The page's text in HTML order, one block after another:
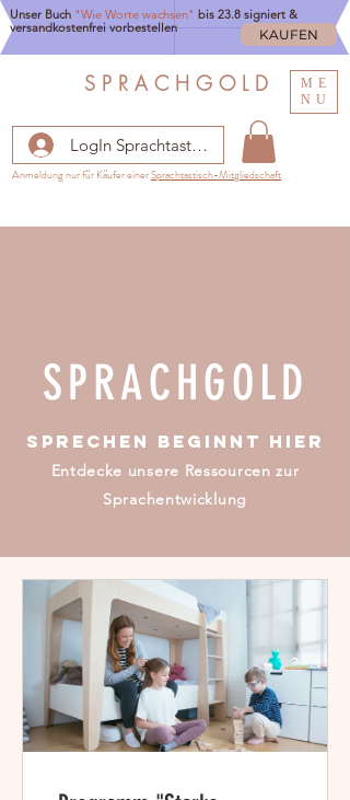
KAUFEN
Unser Buch "Wie Worte wachsen" bis 23.8 signiert &
versandkostenfrei vorbestellen
ME
NU
LogIn Sprachtastisch
Anmeldung nur für Käufer einerSprachtastisch-Mitgliedschaft
S P R A C H G O L D
SPRACHGOLD
Sprechen beginnt hier
Entdecke unsere Ressourcen zur
Sprachentwicklung